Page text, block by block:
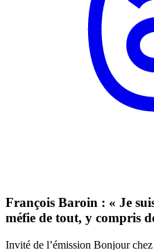
François Baroin : « Je
méfie de tout, y compris
Invité de l’émission Bonjour